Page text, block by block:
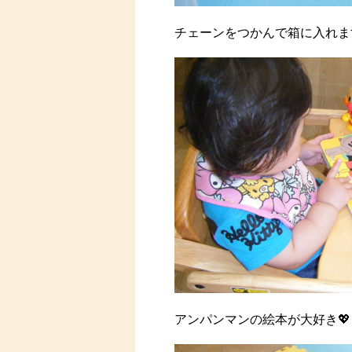
チェーンをつかんで箱に入れ
アンパンマンの絵本が大好き💖